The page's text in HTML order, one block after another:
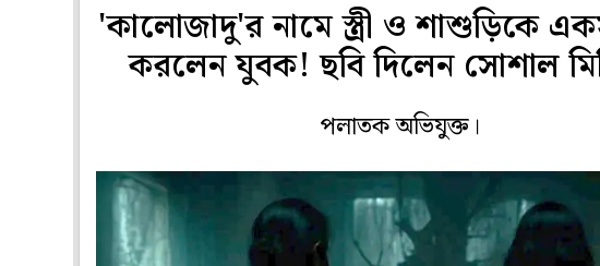
'কালোজাদু'র নামে স্ত্রী ও শাশুড়িকে
করলেন যুবক! ছবি দিলেন সোশাল
পলাতক অভিযুক্ত।